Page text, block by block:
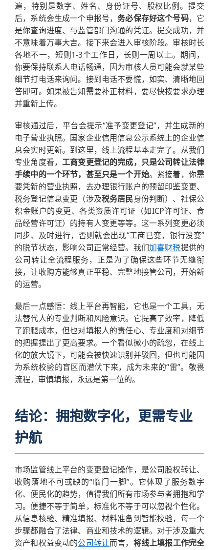
遍，特别是数字、姓名、身份证号、股权比例。提交
后，系统会生成一个申报号，务必保存好这个号码，它
是你查询进度、与监管部门沟通的凭证。提交成功，并
不意味着万事大吉。接下来会进入审核阶段。审核时长
各地不一，短则1-3个工作日，长则一周以上。期间，
你要保持联系人电话畅通，因为审核人员可能会就某些
细节打电话来询问。接到电话不要慌，如实、清晰地回
答即可。如果被告知需要补正材料，要尽快按要求办理
并重新上传。
审核通过后，平台会提示“准予变更登记”，并生成新的
电子营业执照。国家企业信用信息公示系统上的企业信
息会实时更新。到这里，线上流程基本走完了。从我们
专业角度看，工商变更登记的完成，只是公司转让法律
手续中的一个环节，甚至只是一个开始。紧接着，你需
要凭新的营业执照，去办理银行账户的预留印鉴变更、
税务登记信息变更（涉及税务居民身份判断）、社保公
积金账户的变更、各类资质许可证（如ICP许可证、食
品经营许可证）的持有人变更等等。这一系列变更必须
同步、及时进行，否则就会出现“工商已变，银行没变”
的脱节状态，影响公司正常经营。我们加喜财税提供的
公司转让全流程服务，正是为了确保这些环节无缝衔
接，让收购方能够真正平稳、完整地接管公司，开始新
的运营。
最后一点感悟：线上平台再智能，它也是一个工具，无
法替代人的专业判断和风险意识。它提高了效率，降低
了跑腿成本，但也对填报人的责任心、专业度和对细节
的把握提出了更高要求。一个看似微小的疏忽，在线上
化的放大镜下，可能会被快速识别并驳回，但也可能因
为系统校验的盲区而潜伏下来，成为未来的“雷”。敬畏
流程，审慎填报，永远是第一位的。
结论：拥抱数字化，更需专业
护航
市场监管线上平台的变更登记操作，是公司股权转让、
收购落地不可或缺的“临门一脚”。它体现了服务数字
化、便民化的趋势，值得我们所有市场参与者拥抱和学
习。便捷不等于简单，标准化不等于可以忽视个性化。
从信息核验、精准填报、材料准备到智能校验，每一个
步骤都融合了法律、商业和技术的逻辑。对于涉及重大
资产和权益变动的公司转让而言， 将线上填报工作完全